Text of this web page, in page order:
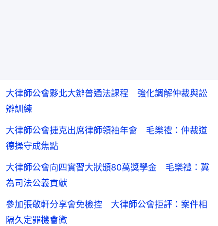
大律師公會夥北大辦普通法課程 強化調解仲裁與訟
辯訓練
大律師公會捷克出席律師領袖年會 毛樂禮：仲裁道
德操守成焦點
大律師公會向四實習大狀頒80萬獎學金 毛樂禮：冀
為司法公義貢獻
參加張敬軒分享會免檢控 大律師公會拒評：案件相
隔久定罪機會微